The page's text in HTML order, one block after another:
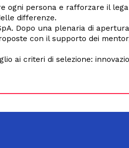
ogni persona e rafforzare il
differenze.
Dopo una plenaria di
con il supporto dei
ai criteri di selezione: